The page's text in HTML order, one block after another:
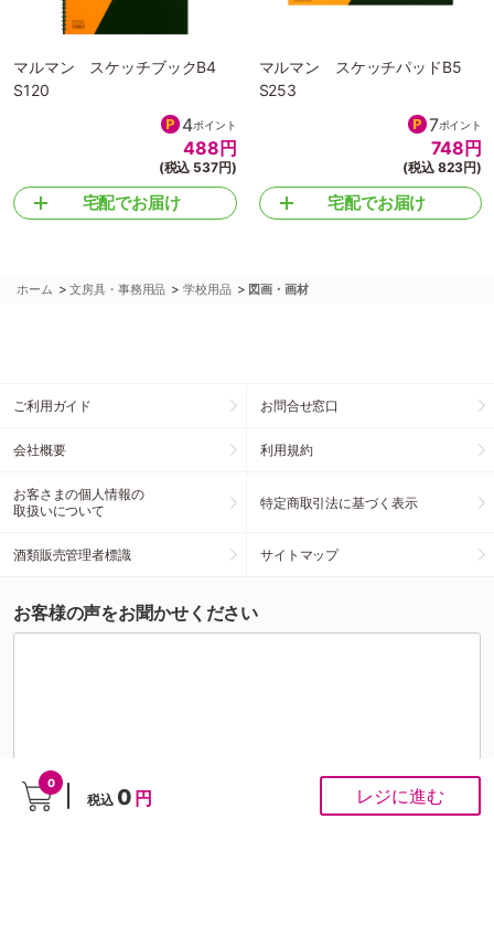
0
税込 0 円 レジに進む
マルマン スケッチブックB4
S120
4ポイント
488 円
(税込 537円)
宅配でお届け
マルマン スケッチパッドB5
S253
7ポイント
748 円
(税込 823円)
宅配でお届け
ホーム >文房具・事務用品 >学校用品 > 図画・画材
ご利用ガイド お問合せ窓口
会社概要 利用規約
お客さまの個人情報の
取扱いについて
特定商取引法に基づく表示
酒類販売管理者標識 サイトマップ
お客様の声をお聞かせください